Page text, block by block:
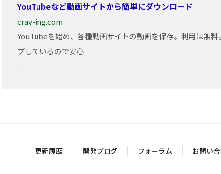
YouTubeなど動画サイトから簡単にダウンロード
crav-ing.com
YouTubeを始め、各種動画サイトの動画を保存。利用は無
プしているので安心
更新履歴 開発ブログ フォーラム お問い